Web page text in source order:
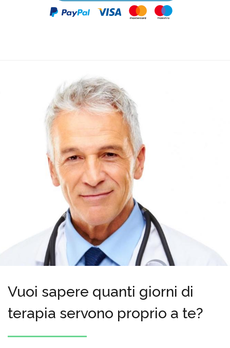
Vuoi sapere quanti giorni di
terapia servono proprio a te?